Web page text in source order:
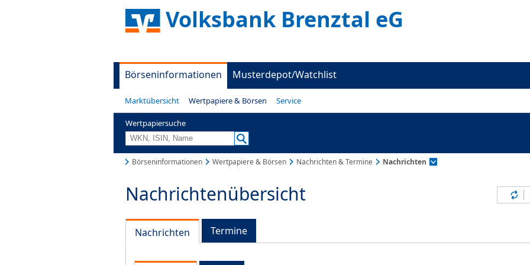
Volksbank Brenztal eG
Börseninformationen Musterdepot/Watchlist
Marktübersicht Wertpapiere & Börsen Service
Wertpapiersuche
Börseninformationen Wertpapiere & Börsen Nachrichten & Termine Nachrichten
Nachrichtenübersicht
Nachrichten Termine